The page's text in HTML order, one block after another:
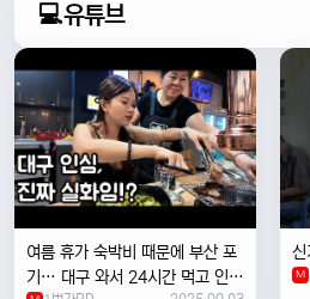
💻유튜브
여름 휴가 숙박비 때문에 부산 포
기… 대구 와서 24시간 먹고 인생
신
M